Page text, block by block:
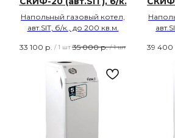
Напольный газовый котел,
авт.SIT, б/к., до 200 кв.м.
33 100 р. / 1 шт 35 000 р. / 1 шт 39 400